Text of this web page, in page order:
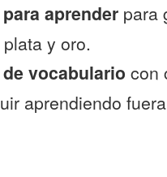
aprender para
y oro.
vocabulario con
aprendiendo